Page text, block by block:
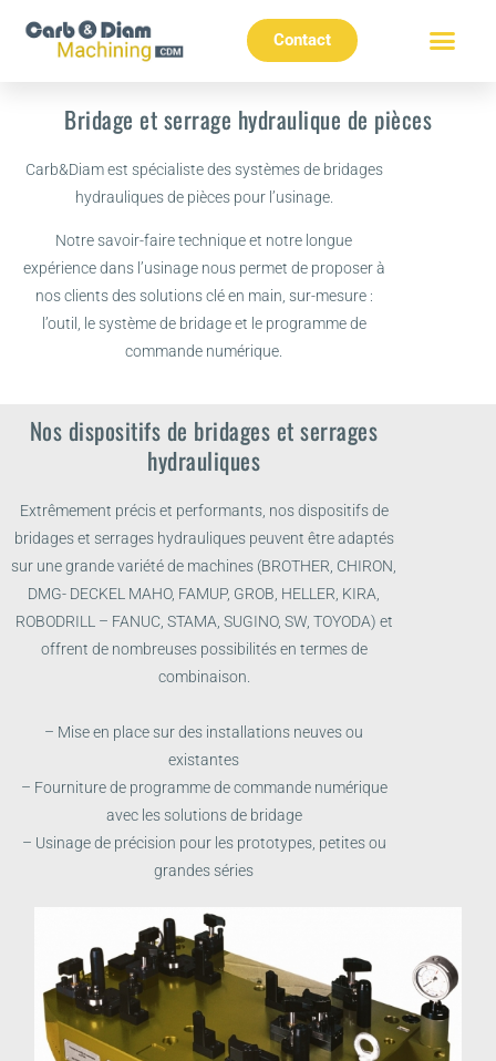
Contact
Bridage et serrage hydraulique de pièces
Carb&Diam est spécialiste des systèmes de bridages
hydrauliques de pièces pour l’usinage.
Notre savoir-faire technique et notre longue
expérience dans l’usinage nous permet de proposer à
nos clients des solutions clé en main, sur-mesure :
l’outil, le système de bridage et le programme de
commande numérique.
Nos dispositifs de bridages et serrages
hydrauliques
Extrêmement précis et performants, nos dispositifs de
bridages et serrages hydrauliques peuvent être adaptés
sur une grande variété de machines (BROTHER, CHIRON,
DMG- DECKEL MAHO, FAMUP, GROB, HELLER, KIRA,
ROBODRILL – FANUC, STAMA, SUGINO, SW, TOYODA) et
offrent de nombreuses possibilités en termes de
combinaison.
– Mise en place sur des installations neuves ou
existantes
– Fourniture de programme de commande numérique
avec les solutions de bridage
– Usinage de précision pour les prototypes, petites ou
grandes séries